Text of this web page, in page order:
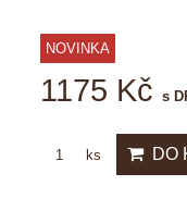
NOVINKA
1175 Kč s
ks DO